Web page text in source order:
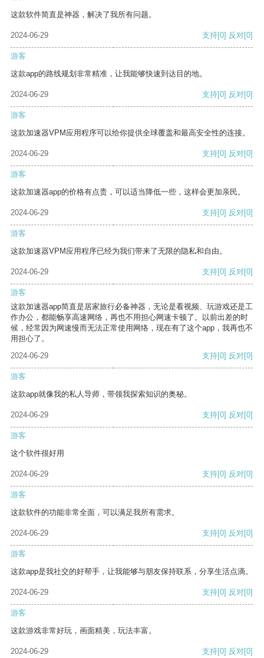
这款软件简直是神器，解决了我所有问题。
2024-06-29 支持[0] 反对[0]
游客
这款app的路线规划非常精准，让我能够快速到达目的地。
2024-06-29 支持[0] 反对[0]
游客
这款加速器VPM应用程序可以给你提供全球覆盖和最高安全性的连接。
2024-06-29 支持[0] 反对[0]
游客
这款加速器app的价格有点贵，可以适当降低一些，这样会更加亲民。
2024-06-29 支持[0] 反对[0]
游客
这款加速器VPM应用程序已经为我们带来了无限的隐私和自由。
2024-06-29 支持[0] 反对[0]
游客
这款加速器app简直是居家旅行必备神器，无论是看视频、玩游戏还是工
作办公，都能畅享高速网络，再也不用担心网速卡顿了。以前出差的时
候，经常因为网速慢而无法正常使用网络，现在有了这个app，我再也不
用担心了。
2024-06-29
支持[0] 反对[0]
游客
这款app就像我的私人导师，带领我探索知识的奥秘。
2024-06-29 支持[0] 反对[0]
游客
这个软件很好用
2024-06-29 支持[0] 反对[0]
游客
这款软件的功能非常全面，可以满足我所有需求。
2024-06-29 支持[0] 反对[0]
游客
这款app是我社交的好帮手，让我能够与朋友保持联系，分享生活点滴。
2024-06-29 支持[0] 反对[0]
游客
这款游戏非常好玩，画面精美，玩法丰富。
2024-06-29 支持[0] 反对[0]